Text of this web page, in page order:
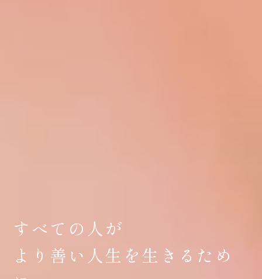
すべての人が
より善い人生を生きるため